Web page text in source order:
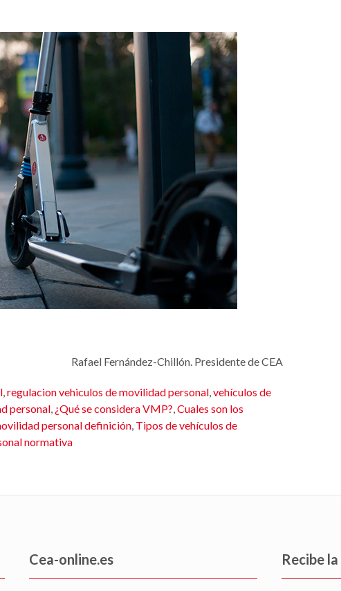
Rafael Fernández-Chillón. Presidente de CEA
,regulacion vehiculos de movilidad personal,vehículos de
personal, ¿Qué se considera VMP?,Cuales son los
personal definición, Tipos de vehículos de
normativa
Cea-online.es Recibe la